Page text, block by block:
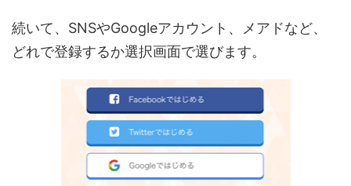
続いて、SNSやGoogleアカウント、メアドなど、
どれで登録するか選択画面で選びます。